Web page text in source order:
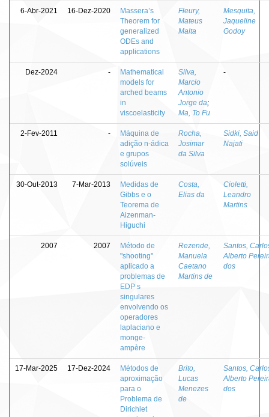
6-Abr-2021 16-Dez-2020
Massera’s
Theorem for
generalized
ODEs and
applications
Fleury,
Mateus
Malta
Mesquita,
Jaqueline
Godoy
Dez-2024 -
Mathematical
models for
arched beams
in
viscoelasticity
Silva,
Marcio
Antonio
Jorge da;
Ma, To Fu
-
2-Fev-2011 -
Máquina de
adição n-ádica
e grupos
solúveis
Rocha,
Josimar
da Silva
Sidki, Said
Najati
30-Out-2013 7-Mar-2013
Medidas de
Gibbs e o
Teorema de
Aizenman-
Higuchi
Costa,
Elias da
Cioletti,
Leandro
Martins
2007 2007
Método de
"shooting"
aplicado a
problemas de
EDP s
singulares
envolvendo os
operadores
laplaciano e
monge-
ampère
Rezende,
Manuela
Caetano
Martins de
Santos,
Alberto
dos
17-Mar-2025 17-Dez-2024
Métodos de
aproximação
para o
Problema de
Dirichlet
Brito,
Lucas
Menezes
de
Santos,
Alberto
dos